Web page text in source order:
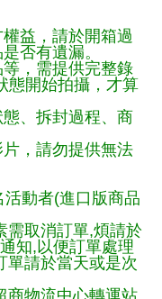
益，請於開箱過
否有遺漏。
，需提供完整錄
態開始拍攝，才算
、拆封過程、商
，請勿提供無法
動者(進口版商品
需取消訂單,煩請於
知,以便訂單處理
單請於當天或是次
商物流中心轉運站,